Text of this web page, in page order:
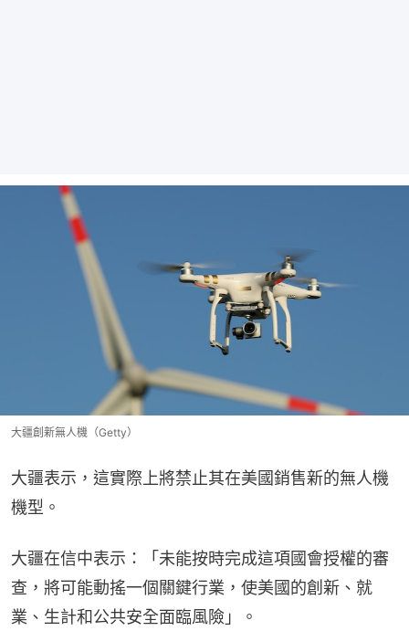
大疆創新無人機（Getty）
大疆表示，這實際上將禁止其在美國銷售新的無人機
機型。
大疆在信中表示：「未能按時完成這項國會授權的審
查，將可能動搖一個關鍵行業，使美國的創新、就
業、生計和公共安全面臨風險」。